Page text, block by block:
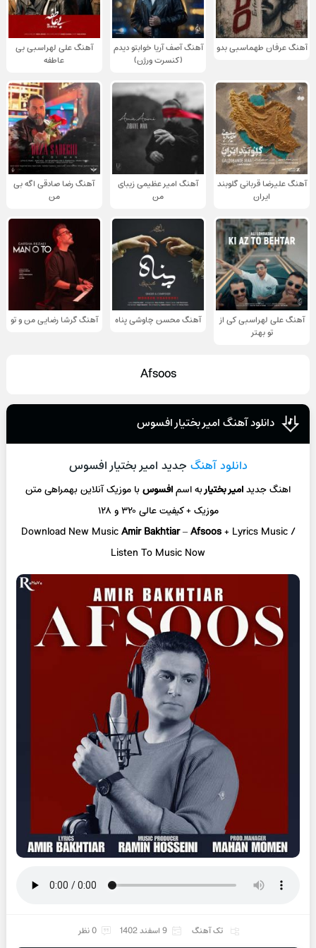
آهنگ عرفان طهماسبی بدو
آهنگ آصف آریا خوابتو دیدم
(کنسرت ورژن)
آهنگ علی لهراسبی بی
عاطفه
آهنگ علیرضا قربانی گلوبند
ایران
آهنگ امیر عظیمی زیبای
من
آهنگ رضا صادقی اگه بی
من
آهنگ علی لهراسبی کی از
تو ‌بهتر
آهنگ محسن چاوشی پناه آهنگ گرشا رضایی من و تو
Afsoos
دانلود آهنگ امیر بختیار افسوس
دانلود آهنگ جدید امیر بختیار افسوس
اهنگ جدیدامیر بختیاربه اسمافسوسبا موزیک آنلاینبهمراهی متن
موزیک + کیفیت عالی ۳۲۰ و ۱۲۸
Download New MusicAmir Bakhtiar–Afsoos+ Lyrics Music /
Listen To Music Now
تک آهنگ 9 اسفند 1402 0 نظر